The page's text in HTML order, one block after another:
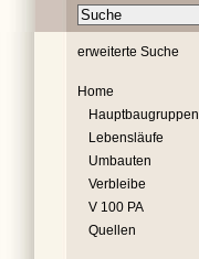
erweiterte Suche
Home
Hauptbaugruppen
Lebensläufe
Umbauten
Verbleibe
V 100 PA
Quellen